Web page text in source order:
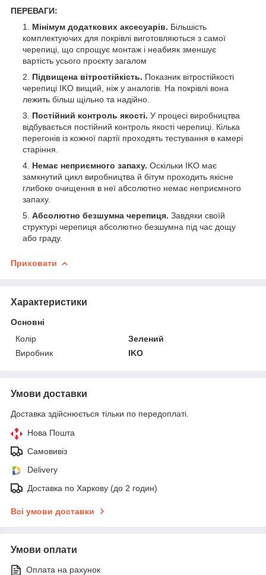
ПЕРЕВАГИ:
Мінімум додаткових аксесуарів. Більшість
комплектуючих для покрівлі виготовляються з самої
черепиці, що спрощує монтаж і неабияк зменшує
вартість усього проєкту загалом
Підвищена вітростійкість. Показник вітростійкості
черепиці IKO вищий, ніж у аналогів. На покрівлі вона
лежить більш щільно та надійно.
Постійний контроль якості. У процесі виробництва
відбувається постійний контроль якості черепиці. Кілька
перегонів із кожної партії проходять тестування в камері
старіння.
Немає неприємного запаху. Оскільки IKO має
замкнутий цикл виробництва й бітум проходить якісне
глибоке очищення в неї абсолютно немає неприємного
запаху.
Абсолютно безшумна черепиця. Завдяки своїй
структурі черепиця абсолютно безшумна під час дощу
або граду.
Приховати
Характеристики
Основні
Колір
Зелений
Виробник
IKO
Умови доставки
Доставка здійснюється тільки по передоплаті.
Нова Пошта
Самовивіз
Delivery
Доставка по Харкову (до 2 годин)
Всі умови доставки
Умови оплати
Оплата на рахунок